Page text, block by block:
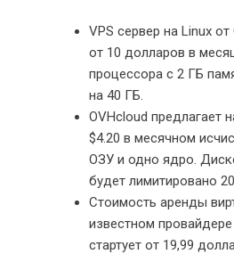
VPS сервер на Linux
от 10 долларов в
процессора с 2 ГБ
на 40 ГБ.
OVHcloud предлагает
$4.20 в месячном
ОЗУ и одно ядро.
будет лимитировано
Стоимость аренды
известном
стартует от 19,99